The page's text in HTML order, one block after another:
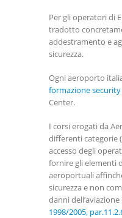
Per gli operatori di
tradotto
addestramento e
sicurezza.
Ogni aeroporto
formazione security
Center.
I corsi erogati da
differenti categorie
accesso degli
fornire gli elementi
aeroportuali
sicurezza e non
danni
1998/2005,